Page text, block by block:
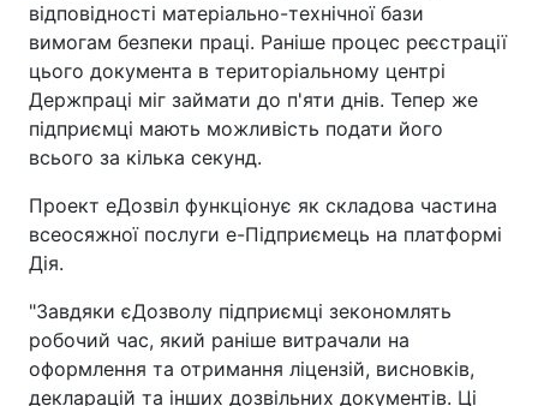
відповідності матеріально-технічної бази
вимогам безпеки праці. Раніше процес реєстрації
цього документа в територіальному центрі
Держпраці міг займати до п'яти днів. Тепер же
підприємці мають можливість подати його
всього за кілька секунд.
Проект еДозвіл функціонує як складова частина
всеосяжної послуги е-Підприємець на платформі
Дія.
"Завдяки єДозволу підприємці зекономлять
робочий час, який раніше витрачали на
оформлення та отримання ліцензій, висновків,
декларацій та інших дозвільних документів. Ці